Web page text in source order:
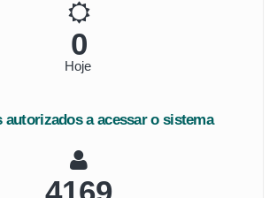
0
Hoje
autorizados a acessar o sistema